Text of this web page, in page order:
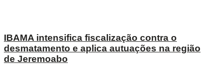
IBAMA intensifica fiscalização contra o
desmatamento e aplica autuações na região
de Jeremoabo